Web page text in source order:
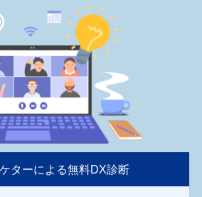
ターによる無料DX診断